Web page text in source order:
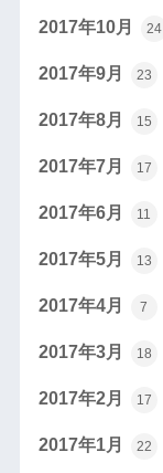
2017年10月 24
2017年9月 23
2017年8月 15
2017年7月 17
2017年6月 11
2017年5月 13
2017年4月 7
2017年3月 18
2017年2月 17
2017年1月 22